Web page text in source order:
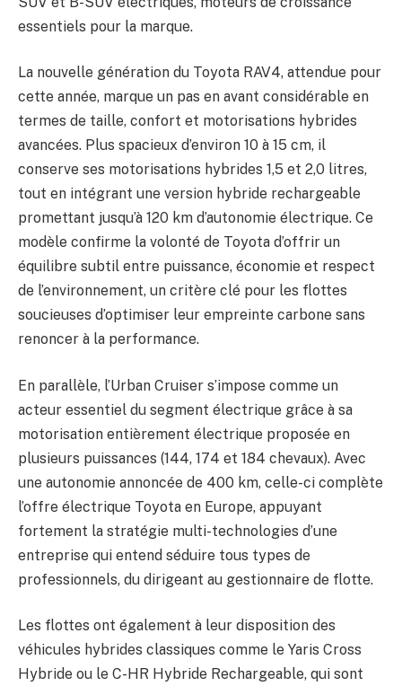
essentiels pour la marque.
La nouvelle génération du Toyota RAV4, attendue pour
cette année, marque un pas en avant considérable en
termes de taille, confort et motorisations hybrides
avancées. Plus spacieux d’environ 10 à 15 cm, il
conserve ses motorisations hybrides 1,5 et 2,0 litres,
tout en intégrant une version hybride rechargeable
promettant jusqu’à 120 km d’autonomie électrique. Ce
modèle confirme la volonté de Toyota d’offrir un
équilibre subtil entre puissance, économie et respect
de l’environnement, un critère clé pour les flottes
soucieuses d’optimiser leur empreinte carbone sans
renoncer à la performance.
En parallèle, l’Urban Cruiser s’impose comme un
acteur essentiel du segment électrique grâce à sa
motorisation entièrement électrique proposée en
plusieurs puissances (144, 174 et 184 chevaux). Avec
une autonomie annoncée de 400 km, celle-ci complète
l’offre électrique Toyota en Europe, appuyant
fortement la stratégie multi-technologies d’une
entreprise qui entend séduire tous types de
professionnels, du dirigeant au gestionnaire de flotte.
Les flottes ont également à leur disposition des
véhicules hybrides classiques comme le Yaris Cross
Hybride ou le C-HR Hybride Rechargeable, qui sont